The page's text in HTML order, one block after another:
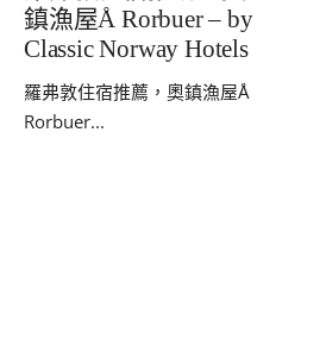
鎮漁屋Å Rorbuer – by
Classic Norway Hotels
羅弗敦住宿推薦，奧鎮漁屋Å
Rorbuer...